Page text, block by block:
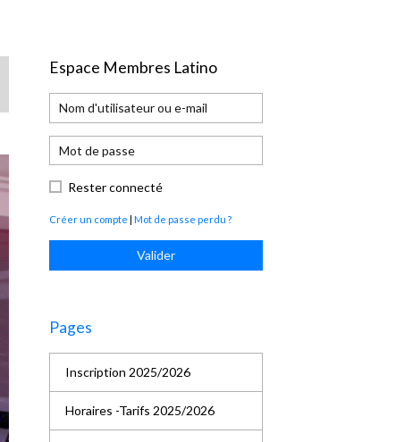
Espace Membres Latino
Rester connecté
Créer un compte | Mot de passe perdu ?
Valider
Pages
Inscription 2025/2026
Horaires -Tarifs 2025/2026